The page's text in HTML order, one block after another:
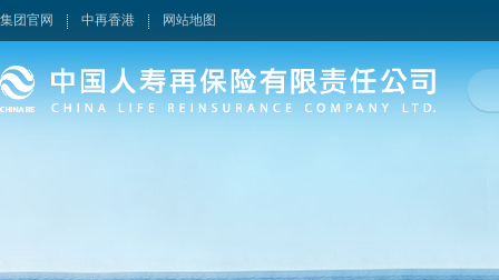
集团官网 中再香港 网站地图